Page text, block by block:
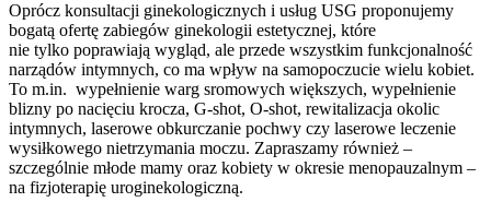
Oprócz konsultacji ginekologicznych i usług USG proponujemy
bogatą ofertę zabiegów ginekologii estetycznej, które
nie tylko poprawiają wygląd, ale przede wszystkim funkcjonalność
narządów intymnych, co ma wpływ na samopoczucie wielu kobiet.
To m.in. wypełnienie warg sromowych większych, wypełnienie
blizny po nacięciu krocza, G-shot, O-shot, rewitalizacja okolic
intymnych, laserowe obkurczanie pochwy czy laserowe leczenie
wysiłkowego nietrzymania moczu. Zapraszamy również –
szczególnie młode mamy oraz kobiety w okresie menopauzalnym –
na fizjoterapię uroginekologiczną.